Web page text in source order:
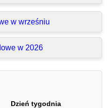
w wrześniu
w 2026
Dzień tygodnia